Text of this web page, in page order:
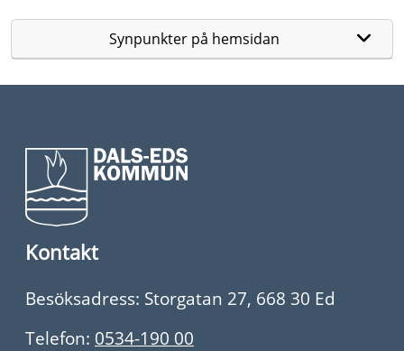
Synpunkter på hemsidan
Kontakt
Besöksadress: Storgatan 27, 668 30 Ed
Telefon: 0534-190 00